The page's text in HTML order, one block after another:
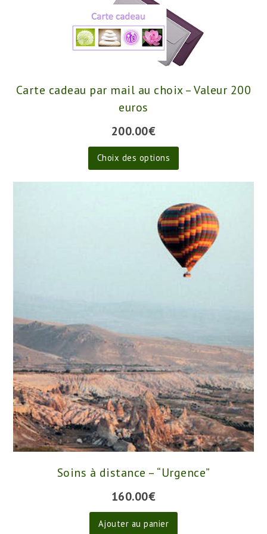
la
page
du
Carte cadeau par mail au choix – Valeur 200
euros
200.00€
Choix des options
Ce
variations.
Les
options
peuvent
être
produit
Soins à distance – “Urgence”
160.00€
Ajouter au panier